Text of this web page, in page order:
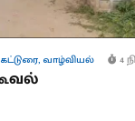
, வாழ்வியல் 4